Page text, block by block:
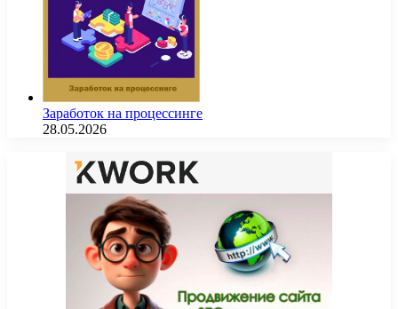
Заработок на процессинге
28.05.2026